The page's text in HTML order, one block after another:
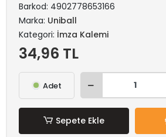
Barkod: 4902778653166
Marka: Uniball
Kategori: İmza Kalemi
34,96 TL
Adet
Sepete Ekle